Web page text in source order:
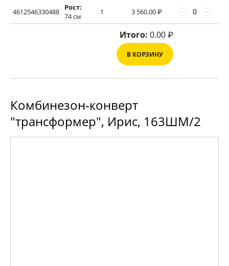
4612546330488
Рост:
74 см
1 3 560.00₽ +
−
Итого: 0.00₽
В КОРЗИНУ
Комбинезон-конверт
"трансформер", Ирис, 163ШМ/2